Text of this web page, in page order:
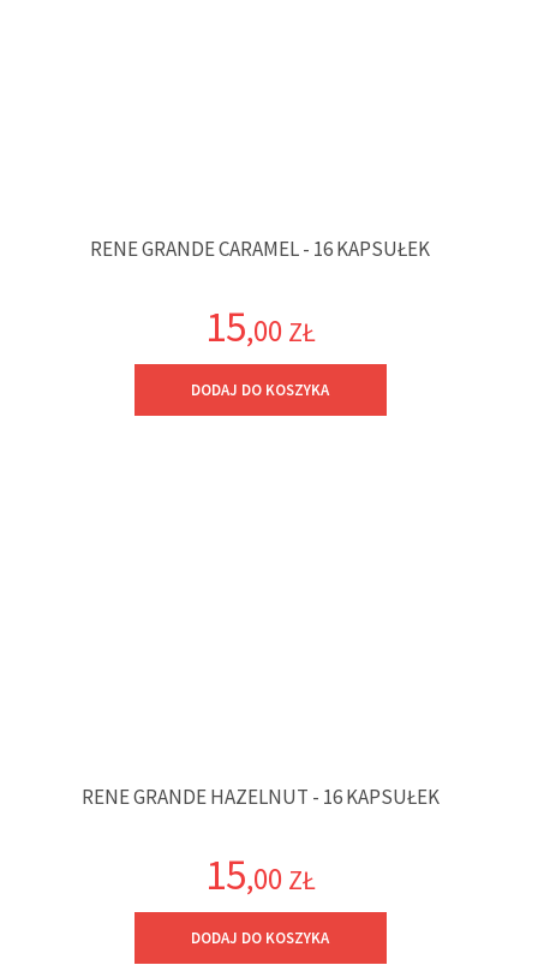
RENE GRANDE CARAMEL - 16 KAPSUŁEK
15,00 ZŁ
DODAJ DO KOSZYKA
RENE GRANDE HAZELNUT - 16 KAPSUŁEK
15,00 ZŁ
DODAJ DO KOSZYKA